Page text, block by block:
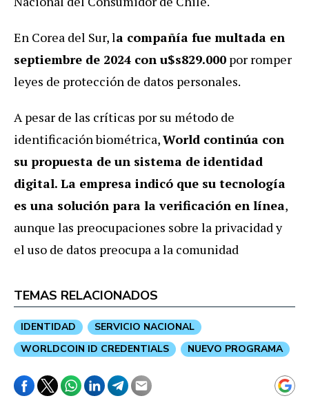
En Corea del Sur, la compañía fue multada en
septiembre de 2024 con u$s829.000 por romper
leyes de protección de datos personales.
A pesar de las críticas por su método de
identificación biométrica,World continúa con
su propuesta de un sistema de identidad
digital. La empresa indicó que su tecnología
es una solución para la verificación en línea,
aunque las preocupaciones sobre la privacidad y
el uso de datos preocupa a la comunidad
TEMAS RELACIONADOS
IDENTIDAD
SERVICIO NACIONAL
WORLDCOIN ID CREDENTIALS
NUEVO PROGRAMA